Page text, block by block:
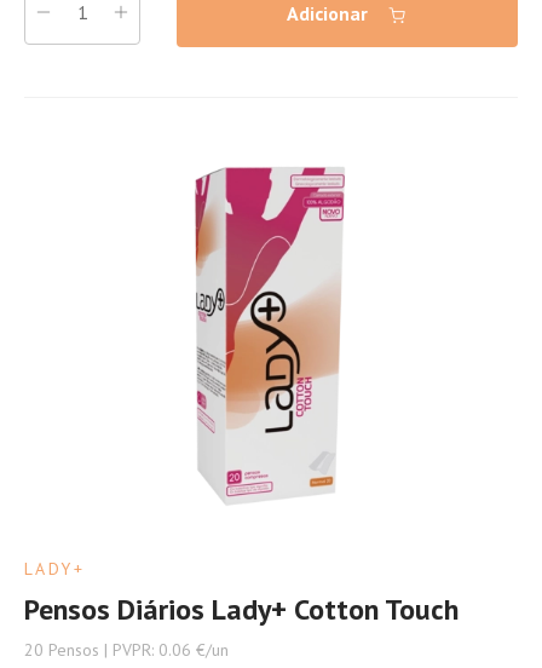
Adicionar
LADY+
Pensos Diários Lady+ Cotton Touch
20 Pensos | PVPR: 0.06 €/un